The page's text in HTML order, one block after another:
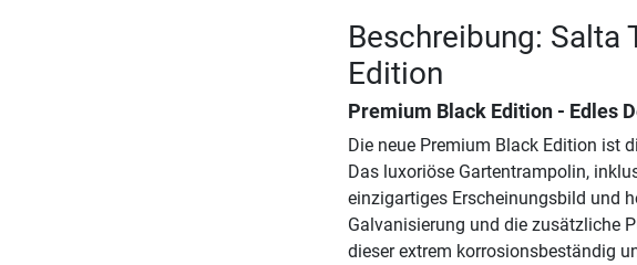
Beschreibung: Salta
Edition
Premium Black Edition - Edles
Die neue Premium Black Edition ist
Das luxoriöse Gartentrampolin,
einzigartiges Erscheinungsbild und
Galvanisierung und die zusätzliche
dieser extrem korrosionsbeständig